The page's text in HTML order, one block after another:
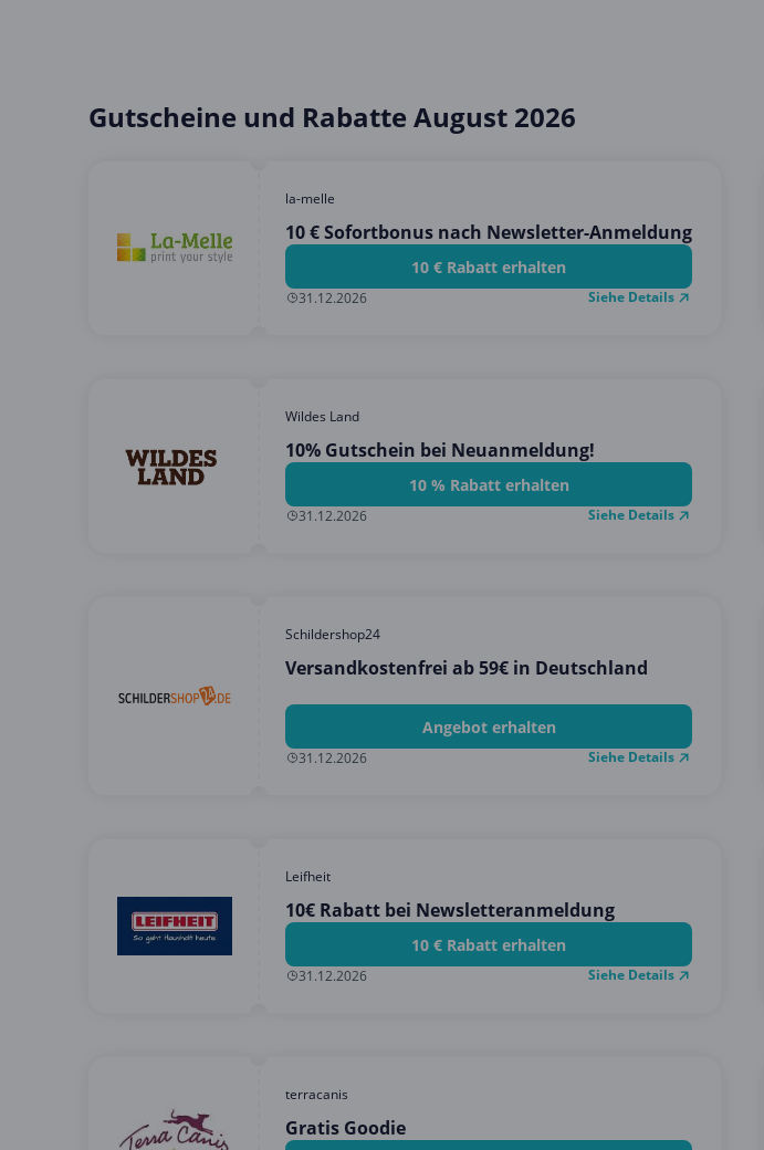
Gutscheine und Rabatte August 2026
la-melle
10 € Sofortbonus nach Newsletter-Anmeldung
10 € Rabatt erhalten
31.12.2026 Siehe Details
Wildes Land
10% Gutschein bei Neuanmeldung!
10 % Rabatt erhalten
31.12.2026 Siehe Details
Schildershop24
Versandkostenfrei ab 59€ in Deutschland
Angebot erhalten
31.12.2026 Siehe Details
Leifheit
10€ Rabatt bei Newsletteranmeldung
10 € Rabatt erhalten
31.12.2026 Siehe Details
terracanis
Gratis Goodie